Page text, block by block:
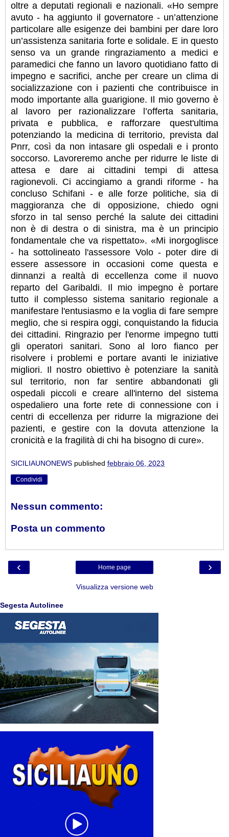
oltre a deputati regionali e nazionali. «Ho sempre
avuto - ha aggiunto il governatore - un’attenzione
particolare alle esigenze dei bambini per dare loro
un’assistenza sanitaria forte e solidale. E in questo
senso va un grande ringraziamento a medici e
paramedici che fanno un lavoro quotidiano fatto di
impegno e sacrifici, anche per creare un clima di
socializzazione con i pazienti che contribuisce in
modo importante alla guarigione. Il mio governo è
al lavoro per razionalizzare l’offerta sanitaria,
privata e pubblica, e rafforzare quest'ultima
potenziando la medicina di territorio, prevista dal
Pnrr, così da non intasare gli ospedali e i pronto
soccorso. Lavoreremo anche per ridurre le liste di
attesa e dare ai cittadini tempi di attesa
ragionevoli. Ci accingiamo a grandi riforme - ha
concluso Schifani - e alle forze politiche, sia di
maggioranza che di opposizione, chiedo ogni
sforzo in tal senso perché la salute dei cittadini
non è di destra o di sinistra, ma è un principio
fondamentale che va rispettato». «Mi inorgoglisce
- ha sottolineato l'assessore Volo - poter dire di
essere assessore in occasioni come questa e
dinnanzi a realtà di eccellenza come il nuovo
reparto del Garibaldi. Il mio impegno è portare
tutto il complesso sistema sanitario regionale a
manifestare l'entusiasmo e la voglia di fare sempre
meglio, che si respira oggi, conquistando la fiducia
dei cittadini. Ringrazio per l'enorme impegno tutti
gli operatori sanitari. Sono al loro fianco per
risolvere i problemi e portare avanti le iniziative
migliori. Il nostro obiettivo è potenziare la sanità
sul territorio, non far sentire abbandonati gli
ospedali piccoli e creare all'interno del sistema
ospedaliero una forte rete di connessione con i
centri di eccellenza per ridurre la migrazione dei
pazienti, e gestire con la dovuta attenzione la
cronicità e la fragilità di chi ha bisogno di cure».
SICILIAUNONEWS published febbraio 06, 2023
Condividi
Nessun commento:
Posta un commento
‹ ›
Home page
Visualizza versione web
Segesta Autolinee